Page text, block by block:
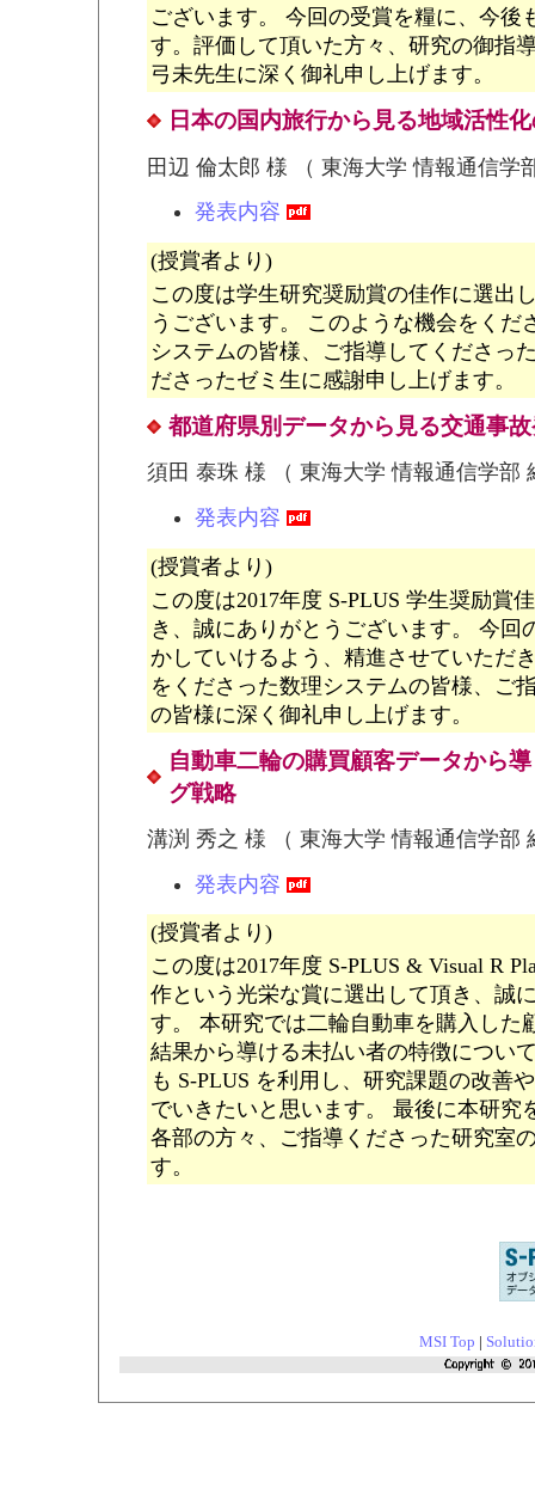
ございます。 今回の受賞を糧に、今後
す。評価して頂いた方々、研究の御指
弓未先生に深く御礼申し上げます。
日本の国内旅行から見る地域活性
田辺 倫太郎 様 （ 東海大学 情報通信学
発表内容
(授賞者より)
この度は学生研究奨励賞の佳作に選出
うございます。 このような機会をくだ
システムの皆様、ご指導してくださっ
ださったゼミ生に感謝申し上げます。
都道府県別データから見る交通事
須田 泰珠 様 （ 東海大学 情報通信学部
発表内容
(授賞者より)
この度は2017年度 S-PLUS 学生奨励賞
き、誠にありがとうございます。 今回
かしていけるよう、精進させていただ
をくださった数理システムの皆様、ご
の皆様に深く御礼申し上げます。
自動車二輪の購買顧客データから
グ戦略
溝渕 秀之 様 （ 東海大学 情報通信学部
発表内容
(授賞者より)
この度は2017年度 S-PLUS & Visual R
作という光栄な賞に選出して頂き、誠
す。 本研究では二輪自動車を購入した
結果から導ける未払い者の特徴につい
も S-PLUS を利用し、研究課題の改善
でいきたいと思います。 最後に本研究
各部の方々、ご指導くださった研究室
す。
MSI Top |